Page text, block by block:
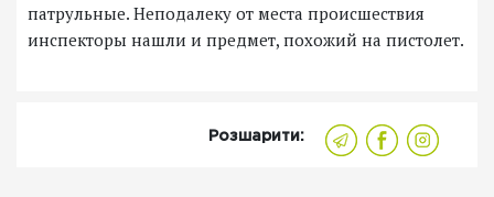
патрульные. Неподалеку от места происшествия
инспекторы нашли и предмет, похожий на пистолет.
Розшарити: